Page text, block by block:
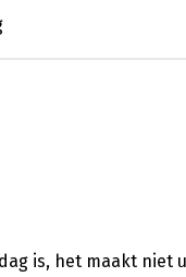
is, het maakt niet